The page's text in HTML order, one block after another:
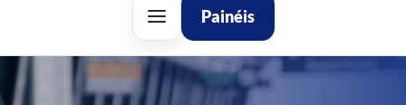
Painéis